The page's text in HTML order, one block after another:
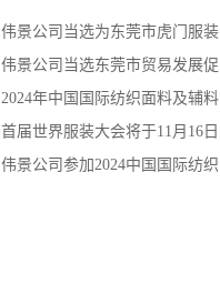
伟景公司当选为东莞市虎门服装服饰行业协会副会长单位
伟景公司当选东莞市贸易发展促进会第二届理事会会员单位
2024年中国国际纺织面料及辅料（春夏）博览会邀请函
首届世界服装大会将于11月16日在虎门举办
伟景公司参加2024中国国际纺织面料及辅料（春夏）博览会